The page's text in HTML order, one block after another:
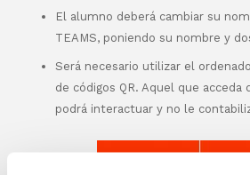
El alumno deberá cambiar su
TEAMS, poniendo su nombre y
Será necesario utilizar el
de códigos QR. Aquel que acceda
podrá interactuar y no le